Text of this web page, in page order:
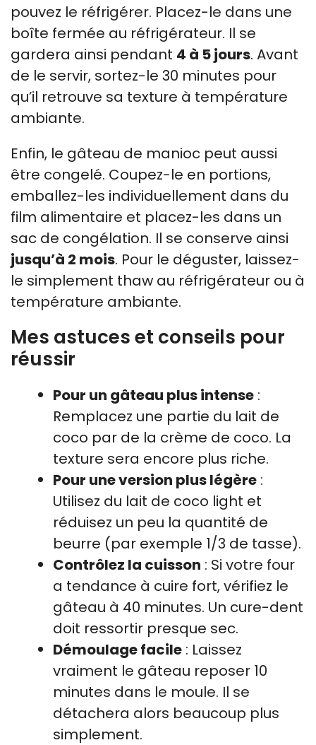
pouvez le réfrigérer. Placez-le dans une
boîte fermée au réfrigérateur. Il se
gardera ainsi pendant 4 à 5 jours. Avant
de le servir, sortez-le 30 minutes pour
qu’il retrouve sa texture à température
ambiante.
Enfin, le gâteau de manioc peut aussi
être congelé. Coupez-le en portions,
emballez-les individuellement dans du
film alimentaire et placez-les dans un
sac de congélation. Il se conserve ainsi
jusqu’à 2 mois. Pour le déguster, laissez-
le simplement thaw au réfrigérateur ou à
température ambiante.
Mes astuces et conseils pour
réussir
Pour un gâteau plus intense :
Remplacez une partie du lait de
coco par de la crème de coco. La
texture sera encore plus riche.
Pour une version plus légère :
Utilisez du lait de coco light et
réduisez un peu la quantité de
beurre (par exemple 1/3 de tasse).
Contrôlez la cuisson : Si votre four
a tendance à cuire fort, vérifiez le
gâteau à 40 minutes. Un cure-dent
doit ressortir presque sec.
Démoulage facile : Laissez
vraiment le gâteau reposer 10
minutes dans le moule. Il se
détachera alors beaucoup plus
simplement.